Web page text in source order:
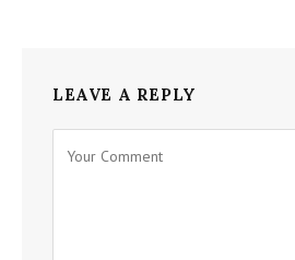
LEAVE A REPLY